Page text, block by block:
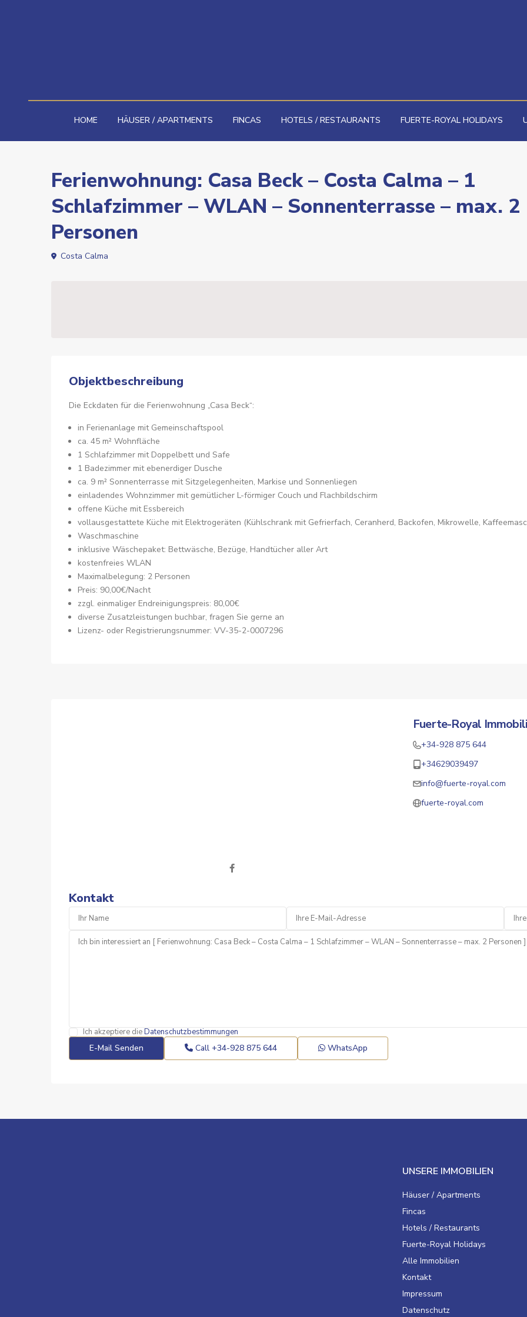
HOME HÄUSER / APARTMENTS FINCAS HOTELS / RESTAURANTS FUERTE-ROYAL HOLIDAYS
Ferienwohnung: Casa Beck – Costa Calma – 1
Schlafzimmer – WLAN – Sonnenterrasse – max. 2
Personen
Costa Calma
Objektbeschreibung
Die Eckdaten für die Ferienwohnung „Casa Beck“:
in Ferienanlage mit Gemeinschaftspool
ca. 45 m² Wohnfläche
1 Schlafzimmer mit Doppelbett und Safe
1 Badezimmer mit ebenerdiger Dusche
ca. 9 m² Sonnenterrasse mit Sitzgelegenheiten, Markise und Sonnenliegen
einladendes Wohnzimmer mit gemütlicher L-förmiger Couch und Flachbildschirm
offene Küche mit Essbereich
vollausgestattete Küche mit Elektrogeräten (Kühlschrank mit Gefrierfach, Ceranherd, Backofen, Mikrowelle,
Waschmaschine
inklusive Wäschepaket: Bettwäsche, Bezüge, Handtücher aller Art
kostenfreies WLAN
Maximalbelegung: 2 Personen
Preis: 90,00€/Nacht
zzgl. einmaliger Endreinigungspreis: 80,00€
diverse Zusatzleistungen buchbar, fragen Sie gerne an
Lizenz- oder Registrierungsnummer: VV-35-2-0007296
Fuerte-Royal
+34-928 875 644
+34629039497
info@fuerte-royal.com
fuerte-royal.com
Kontakt
Ich akzeptiere dieDatenschutzbestimmungen
Call +34-928 875 644 WhatsApp
UNSERE IMMOBILIEN
Häuser / Apartments
Fincas
Hotels / Restaurants
Fuerte-Royal Holidays
Alle Immobilien
Kontakt
Impressum
Datenschutz